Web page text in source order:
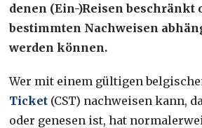
denen (Ein-)Reisen beschränkt
bestimmten Nachweisen
werden können.
Wer mit einem gültigen
Ticket (CST) nachweisen kann,
oder genesen ist, hat